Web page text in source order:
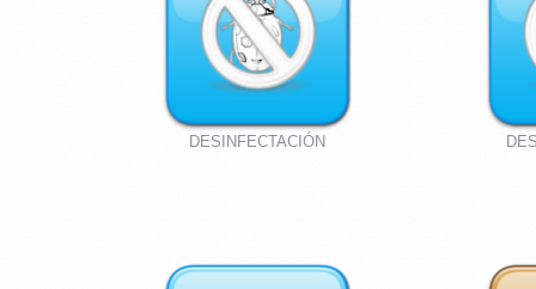
DESINFECTACIÓN